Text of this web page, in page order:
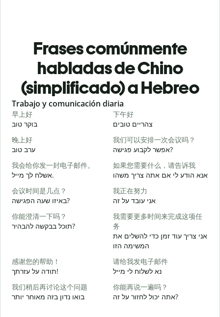
Frases comúnmente
habladas de Chino
(simplificado) a Hebreo
Slide 1 of 6
Trabajo y comunicación diaria
早上好
בוקר טוב
下午好
צהריים טובים
晚上好
ערב טוב
我们可以安排一次会议吗？
אפשר לקבוע פגישה?
我会给你发一封电子邮件。
אשלח לך מייל.
如果您需要什么，请告诉我
אנא הודע לי אם אתה צריך משהו
会议时间是几点？
באיזו שעה הפגישה?
我正在努力
אני עובד על זה
你能澄清一下吗？
תוכל בבקשה להבהיר?
我需要更多时间来完成这项任
务
אני צריך עוד זמן כדי להשלים את
המשימה הזו
感谢您的帮助！
תודה על עזרתך!
请给我发电子邮件
נא לשלוח לי מייל
我们稍后再讨论这个问题
בואו נדון בזה מאוחר יותר
你能再说一遍吗？
אתה יכול לחזור על זה?